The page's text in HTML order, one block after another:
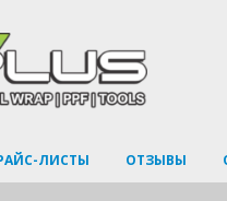
ЛИСТЫ ОТЗЫВЫ